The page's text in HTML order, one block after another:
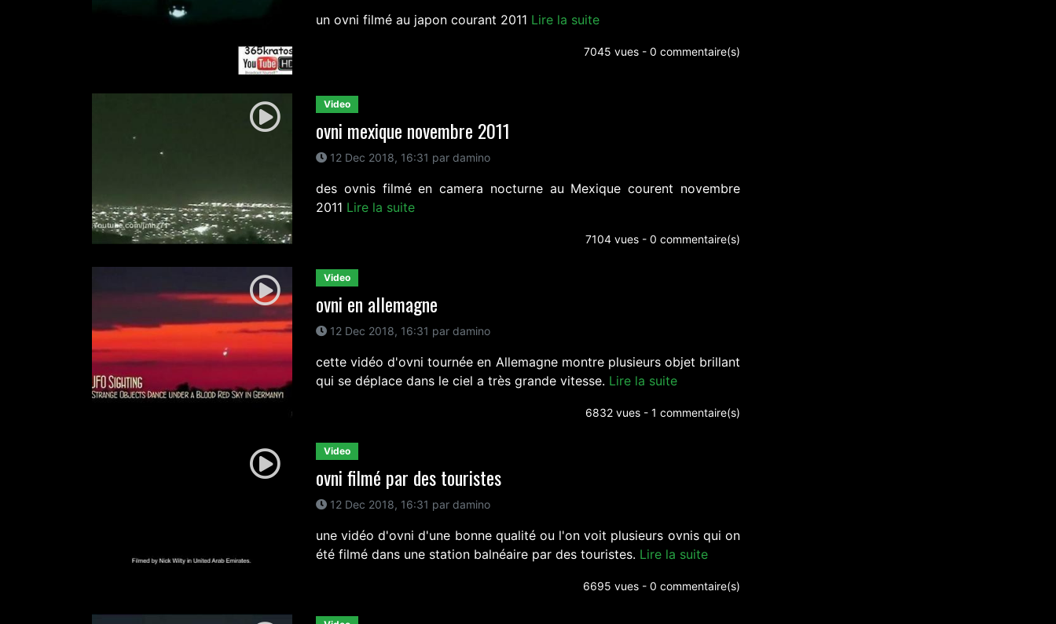
un ovni filmé au japon courant 2011 Lire la suite
7045 vues - 0 commentaire(s)
Video
ovni mexique novembre 2011
12 Dec 2018, 16:31 par damino
des ovnis filmé en camera nocturne au Mexique courent novembre
2011 Lire la suite
7104 vues - 0 commentaire(s)
Video
ovni en allemagne
12 Dec 2018, 16:31 par damino
cette vidéo d'ovni tournée en Allemagne montre plusieurs objet brillant
qui se déplace dans le ciel a très grande vitesse. Lire la suite
6832 vues - 1 commentaire(s)
Video
ovni filmé par des touristes
12 Dec 2018, 16:31 par damino
une vidéo d'ovni d'une bonne qualité ou l'on voit plusieurs ovnis qui on
été filmé dans une station balnéaire par des touristes. Lire la suite
6695 vues - 0 commentaire(s)